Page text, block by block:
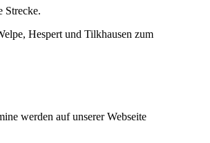
Strecke.
Hespert und Tilkhausen zum
werden auf unserer Webseite